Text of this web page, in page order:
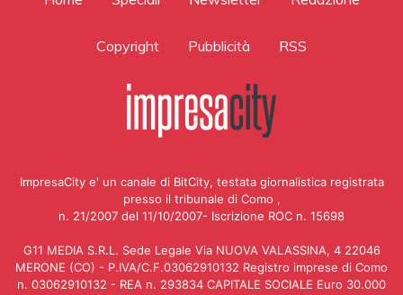
Copyright Pubblicità RSS
ImpresaCity e' un canale di BitCity, testata giornalistica registrata
presso il tribunale di Como ,
n. 21/2007 del 11/10/2007- Iscrizione ROC n. 15698
G11 MEDIA S.R.L. Sede Legale Via NUOVA VALASSINA, 4 22046
MERONE (CO) - P.IVA/C.F.03062910132 Registro imprese di Como
n. 03062910132 - REA n. 293834 CAPITALE SOCIALE Euro 30.000